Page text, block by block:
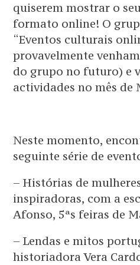
quiserem mostrar o
formato online! O
“Eventos culturais
provavelmente
do grupo no futuro) e
actividades no mês de
Neste momento,
seguinte série de
– Histórias de
inspiradoras, com a
Afonso, 5ªs feiras de
– Lendas e mitos
historiadora Vera